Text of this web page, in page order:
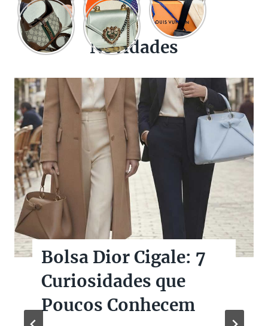
Novidades
Bolsas Pretas de
Marcas de Luxo na
Super Sale dos Pais